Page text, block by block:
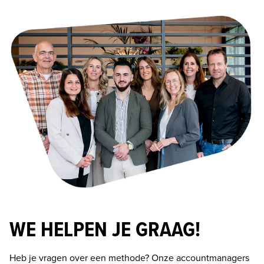
WE HELPEN JE GRAAG!
Heb je vragen over een methode? Onze accountmanagers